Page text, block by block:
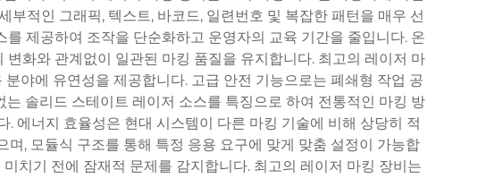
적인 그래픽, 텍스트, 바코드, 일련번호 및 복잡한 패턴을 매우 선
제공하여 조작을 단순화하고 운영자의 교육 기간을 줄입니다. 온
화와 관계없이 일관된 마킹 품질을 유지합니다. 최고의 레이저 마
야에 유연성을 제공합니다. 고급 안전 기능으로는 폐쇄형 작업 공
솔리드 스테이트 레이저 소스를 특징으로 하여 전통적인 마킹 방
에너지 효율성은 현대 시스템이 다른 마킹 기술에 비해 상당히 적
, 모듈식 구조를 통해 특정 응용 요구에 맞게 맞춤 설정이 가능합
치기 전에 잠재적 문제를 감지합니다. 최고의 레이저 마킹 장비는